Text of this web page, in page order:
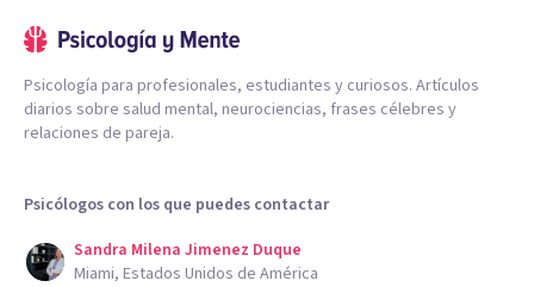
Psicología para profesionales, estudiantes y curiosos. Artículos
diarios sobre salud mental, neurociencias, frases célebres y
relaciones de pareja.
Psicólogos con los que puedes contactar
Sandra Milena Jimenez Duque
Miami, Estados Unidos de América